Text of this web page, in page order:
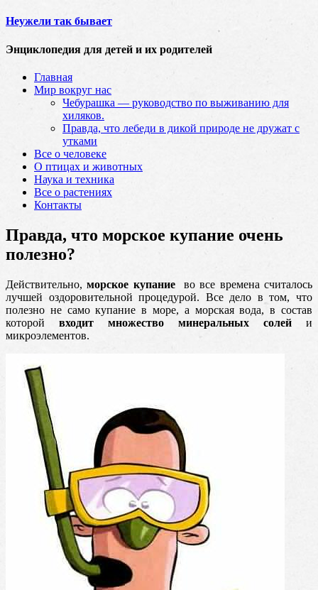
Неужели так бывает
Энциклопедия для детей и их родителей
Главная
Мир вокруг нас
Чебурашка — руководство по выживанию для
хиляков.
Правда, что лебеди в дикой природе не дружат с
утками
Все о человеке
О птицах и животных
Наука и техника
Все о растениях
Контакты
Правда, что морское купание очень
полезно?
Действительно,морское купаниево все времена считалось
лучшей оздоровительной процедурой. Все дело в том, что
полезно не само купание в море, а морская вода, в состав
которой входит множество минеральных солей и
микроэлементов.